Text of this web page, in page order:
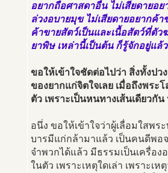
อยากถือศาสดาอื่น ไม่เสียดายอย
ล่วงอบายมุข ไม่เสียดายอยากค้
ค้าขายสัตว์เป็นและเนื้อสัตว์ที่ตัว
ยาพิษ เหล่านี้เป็นต้น ก็รู้จักอยู่แ
ขอให้เข้าใจชัดต่อไปว่า สิ่งทั้งปว
ของยากแก่จิตใจเลย เมื่อถึงพร
ตัว เพราะเป็นหนทางเส้นเดียวกัน
อนึ่ง ขอให้เข้าใจว่าผู้เลื่อมใสพ
บารมีแก่กล้ามาแล้ว เป็นคนดีพอ
จำพวกได้แล้ว มีธรรมเป็นเครื่อ
ในตัว เพราะเหตุใดเล่า เพราะ